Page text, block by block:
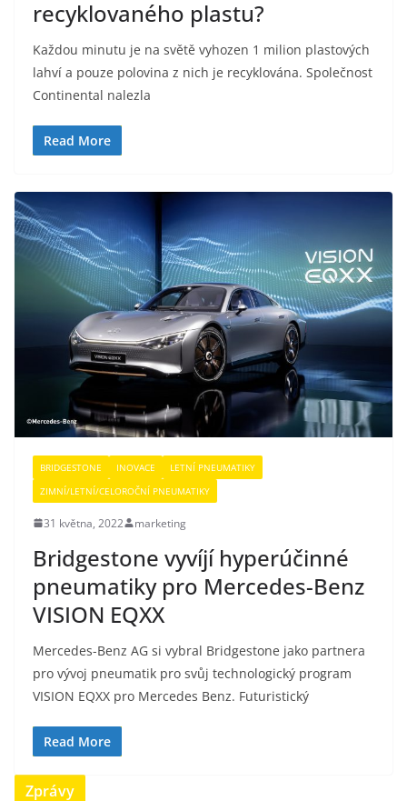
recyklovaného plastu?
Každou minutu je na světě vyhozen 1 milion plastových
lahví a pouze polovina z nich je recyklována. Společnost
Continental nalezla
Read More
BRIDGESTONE INOVACE
LETNÍ PNEUMATIKY
ZIMNÍ/LETNÍ/CELOROČNÍ PNEUMATIKY
31 května, 2022 marketing
Bridgestone vyvíjí hyperúčinné
pneumatiky pro Mercedes-Benz
VISION EQXX
Mercedes-Benz AG si vybral Bridgestone jako partnera
pro vývoj pneumatik pro svůj technologický program
VISION EQXX pro Mercedes Benz. Futuristický
Read More
Zprávy